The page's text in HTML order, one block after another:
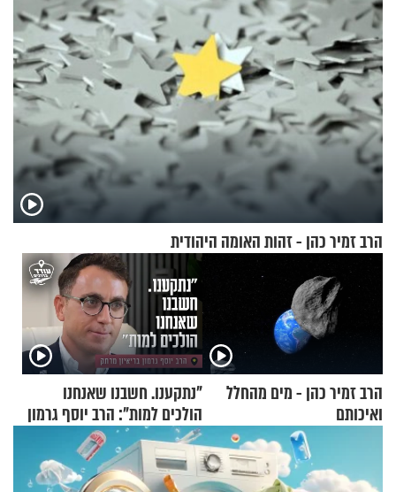
הרב זמיר כהן - זהות האומה היהודית
הרב זמיר כהן - מים מהחלל
ואיכותם
"נתקענו. חשבנו שאנחנו
הולכים למות": הרב יוסף גרמון
בריאיון מרתק